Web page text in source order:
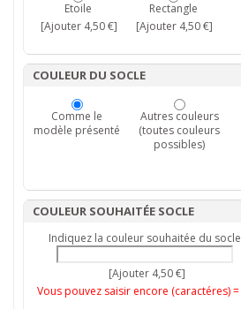
Etoile
[Ajouter 4,50 €]
Rectangle
[Ajouter 4,50 €]
COULEUR DU SOCLE
Comme le
modèle présenté
Autres couleurs
(toutes couleurs
possibles)
COULEUR SOUHAITÉE SOCLE
Indiquez la couleur souhaitée du socle
[Ajouter 4,50 €]
Vous pouvez saisir encore (caractéres) =